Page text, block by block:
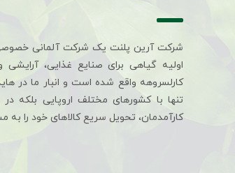
شرکت آرین پلنت یک شرکت آلمانی
اولیه گیاهی برای صنایع غذایی،
کارلسروهه واقع شده است و انبار ما در
تنها با کشورهای مختلف اروپایی بلکه
کارآمدمان، تحویل سریع کالاهای خود را